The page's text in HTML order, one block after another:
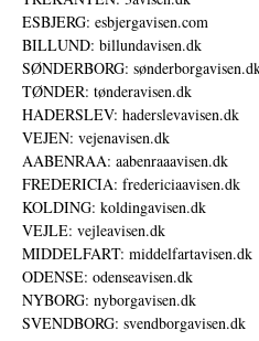
ESBJERG: esbjergavisen.com
BILLUND: billundavisen.dk
SØNDERBORG:
TØNDER: tønderavisen.dk
HADERSLEV: haderslevavisen.dk
VEJEN: vejenavisen.dk
AABENRAA: aabenraaavisen.dk
FREDERICIA: fredericiaavisen.dk
KOLDING: koldingavisen.dk
VEJLE: vejleavisen.dk
MIDDELFART: middelfartavisen.dk
ODENSE: odenseavisen.dk
NYBORG: nyborgavisen.dk
SVENDBORG: svendborgavisen.dk